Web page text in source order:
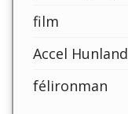
film
Accel Hunland
félironman